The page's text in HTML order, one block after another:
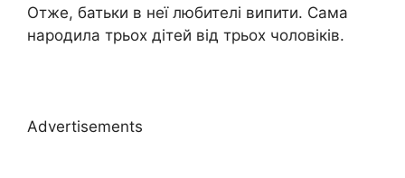
Отже, батьки в неї любителі випити. Сама
народила трьох дітей від трьох чоловіків.
Advertisements